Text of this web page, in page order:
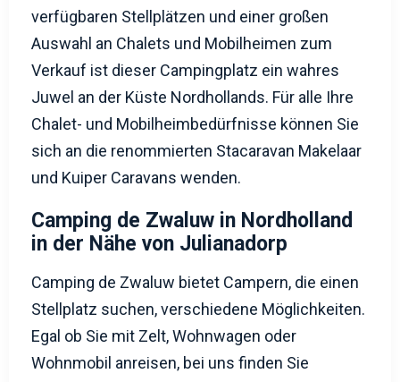
verfügbaren Stellplätzen und einer großen
Auswahl an Chalets und Mobilheimen zum
Verkauf ist dieser Campingplatz ein wahres
Juwel an der Küste Nordhollands. Für alle Ihre
Chalet- und Mobilheimbedürfnisse können Sie
sich an die renommierten Stacaravan Makelaar
und Kuiper Caravans wenden.
Camping de Zwaluw in Nordholland
in der Nähe von Julianadorp
Camping de Zwaluw bietet Campern, die einen
Stellplatz suchen, verschiedene Möglichkeiten.
Egal ob Sie mit Zelt, Wohnwagen oder
Wohnmobil anreisen, bei uns finden Sie